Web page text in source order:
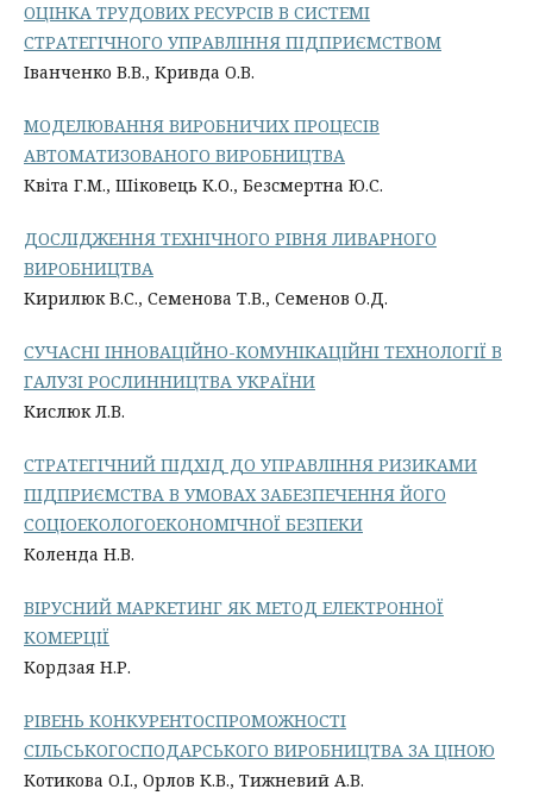
ОЦІНКА ТРУДОВИХ РЕСУРСІВ В СИСТЕМІ
СТРАТЕГІЧНОГО УПРАВЛІННЯ ПІДПРИЄМСТВОМ
Іванченко В.В., Кривда О.В.
МОДЕЛЮВАННЯ ВИРОБНИЧИХ ПРОЦЕСІВ
АВТОМАТИЗОВАНОГО ВИРОБНИЦТВА
Квіта Г.М., Шіковець К.О., Безсмертна Ю.С.
ДОСЛІДЖЕННЯ ТЕХНІЧНОГО РІВНЯ ЛИВАРНОГО
ВИРОБНИЦТВА
Кирилюк В.С., Семенова Т.В., Семенов О.Д.
СУЧАСНІ ІННОВАЦІЙНО-КОМУНІКАЦІЙНІ ТЕХНОЛОГІЇ В
ГАЛУЗІ РОСЛИННИЦТВА УКРАЇНИ
Кислюк Л.В.
СТРАТЕГІЧНИЙ ПІДХІД ДО УПРАВЛІННЯ РИЗИКАМИ
ПІДПРИЄМСТВА В УМОВАХ ЗАБЕЗПЕЧЕННЯ ЙОГО
СОЦІОЕКОЛОГОЕКОНОМІЧНОЇ БЕЗПЕКИ
Коленда Н.В.
ВІРУСНИЙ МАРКЕТИНГ ЯК МЕТОД ЕЛЕКТРОННОЇ
КОМЕРЦІЇ
Кордзая Н.Р.
РІВЕНЬ КОНКУРЕНТОСПРОМОЖНОСТІ
СІЛЬСЬКОГОСПОДАРСЬКОГО ВИРОБНИЦТВА ЗА ЦІНОЮ
Котикова О.І., Орлов К.В., Тижневий А.В.